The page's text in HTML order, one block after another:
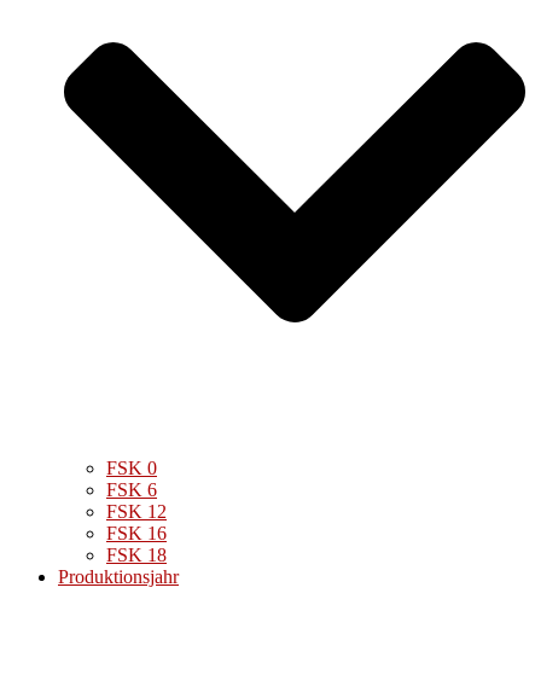
FSK 0
FSK 6
FSK 12
FSK 16
FSK 18
Produktionsjahr